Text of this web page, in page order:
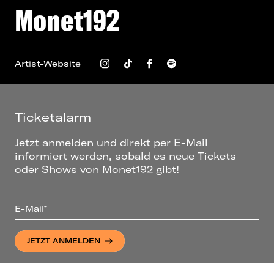
Monet192
Artist-Website
Ticketalarm
Jetzt anmelden und direkt per E-Mail
informiert werden, sobald es neue Tickets
oder Shows von Monet192 gibt!
E-Mail*
JETZT ANMELDEN